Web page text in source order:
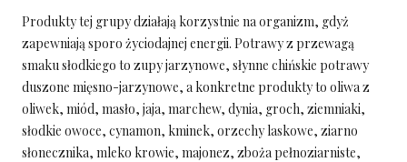
Produkty tej grupy działają korzystnie na organizm, gdyż
zapewniają sporo życiodajnej energii. Potrawy z przewagą
smaku słodkiego to zupy jarzynowe, słynne chińskie potrawy
duszone mięsno-jarzynowe, a konkretne produkty to oliwa z
oliwek, miód, masło, jaja, marchew, dynia, groch, ziemniaki,
słodkie owoce, cynamon, kminek, orzechy laskowe, ziarno
słonecznika, mleko krowie, majonez, zboża pełnoziarniste,